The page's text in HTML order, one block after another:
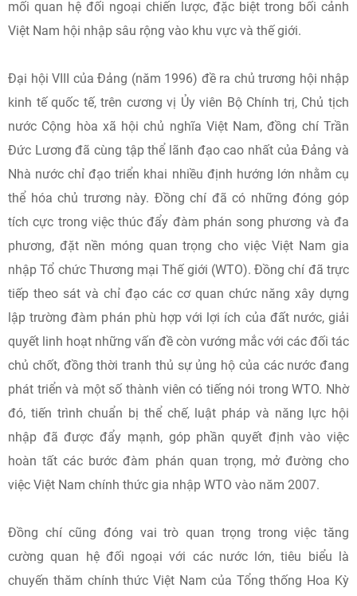
mối quan hệ đối ngoại chiến lược, đặc biệt trong bối cảnh
Việt Nam hội nhập sâu rộng vào khu vực và thế giới.
Đại hội VIII của Đảng (năm 1996) đề ra chủ trương hội nhập
kinh tế quốc tế, trên cương vị Ủy viên Bộ Chính trị, Chủ tịch
nước Cộng hòa xã hội chủ nghĩa Việt Nam, đồng chí Trần
Đức Lương đã cùng tập thể lãnh đạo cao nhất của Đảng và
Nhà nước chỉ đạo triển khai nhiều định hướng lớn nhằm cụ
thể hóa chủ trương này. Đồng chí đã có những đóng góp
tích cực trong việc thúc đẩy đàm phán song phương và đa
phương, đặt nền móng quan trọng cho việc Việt Nam gia
nhập Tổ chức Thương mại Thế giới (WTO). Đồng chí đã trực
tiếp theo sát và chỉ đạo các cơ quan chức năng xây dựng
lập trường đàm phán phù hợp với lợi ích của đất nước, giải
quyết linh hoạt những vấn đề còn vướng mắc với các đối tác
chủ chốt, đồng thời tranh thủ sự ủng hộ của các nước đang
phát triển và một số thành viên có tiếng nói trong WTO. Nhờ
đó, tiến trình chuẩn bị thể chế, luật pháp và năng lực hội
nhập đã được đẩy mạnh, góp phần quyết định vào việc
hoàn tất các bước đàm phán quan trọng, mở đường cho
việc Việt Nam chính thức gia nhập WTO vào năm 2007.
Đồng chí cũng đóng vai trò quan trọng trong việc tăng
cường quan hệ đối ngoại với các nước lớn, tiêu biểu là
chuyến thăm chính thức Việt Nam của Tổng thống Hoa Kỳ